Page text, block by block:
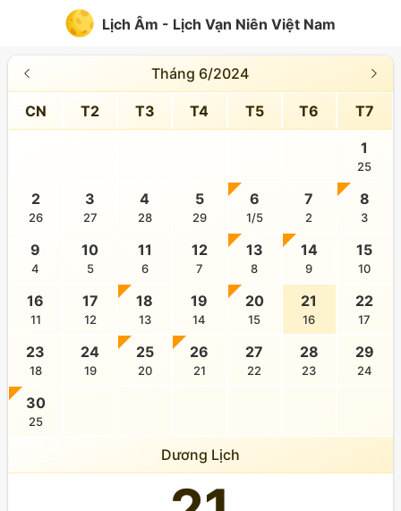
Lịch Âm - Lịch Vạn Niên Việt Nam
Tháng 6/2024
CN T2 T3 T4 T5 T6 T7
1
25
2
26
3
27
4
28
5
29
6
1/5
7
2
8
3
9
4
10
5
11
6
12
7
13
8
14
9
15
10
16
11
17
12
18
13
19
14
20
15
21
16
22
17
23
18
24
19
25
20
26
21
27
22
28
23
29
24
30
25
Dương Lịch